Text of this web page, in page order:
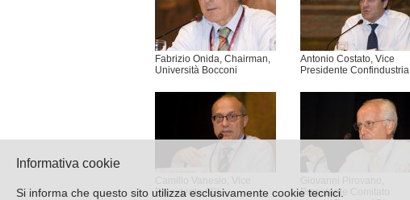
Fabrizio Onida, Chairman,
Università Bocconi
Antonio Costato, Vice
Presidente Confindustria
Presidente ABI
Presidente Comitato
Informativa cookie
Si informa che questo sito utilizza esclusivamente cookie tecnici.